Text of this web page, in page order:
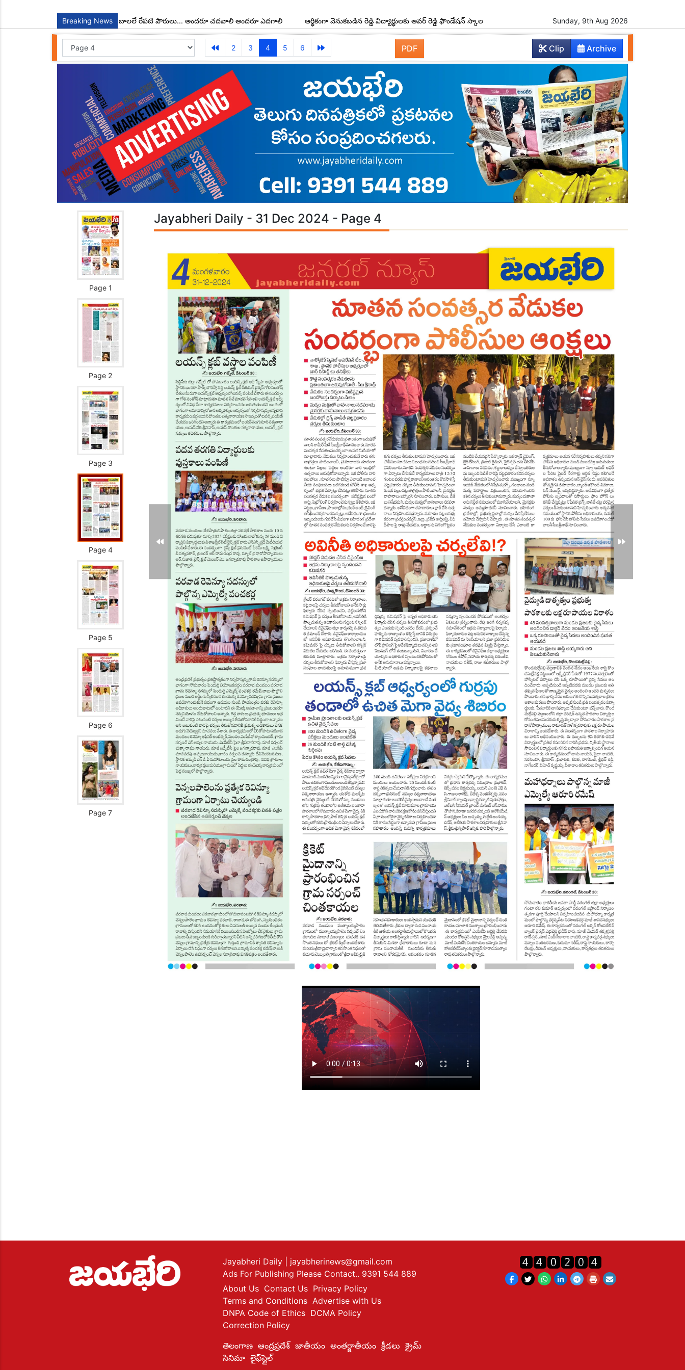
Breaking News
నేటి బాలలే రేపటి పౌరులు... అందరూ చదవాలి అందరూ ఎదగాలి ఆర్థికంగా వెనుకబడిన రెడ్డి విద్యార్థులకు అవర్ రెడ్డి ఫౌండేషన్ స్కాలర్‌షిప్‌ల పంపిణీ రేపు యాదాద్రికి సీఎం రాక పూర్వ విద్యార్థుల ఆత్మీయ
Sunday, 9th Aug 2026
2 3 4 5 6 PDF Archive
Clip
Page 1
Page 2
Page 3
Page 4
Page 5
Page 6
Page 7
Jayabheri Daily - 31 Dec 2024 - Page 4
Jayabheri Daily
| jayabherinews@gmail.com
Ads For Publishing Please Contact.. 9391 544 889
About Us Contact Us Privacy Policy
Terms and Conditions Advertise with Us
DNPA Code of Ethics DCMA Policy
Correction Policy
తెలంగాణ ఆంద్రప్రదేశ్ జాతీయం అంతర్జాతీయం క్రీడలు క్రైమ్
సినిమా లైఫ్‌స్టైల్